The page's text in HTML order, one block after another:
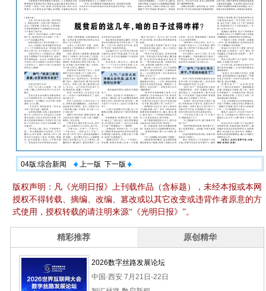
04版:综合新闻 上一版 下一版
版权声明：凡《光明日报》上刊载作品（含标题），未经本报或本网
授权不得转载、摘编、改编、篡改或以其它改变或违背作者原意的方
式使用，授权转载的请注明来源“《光明日报》”。